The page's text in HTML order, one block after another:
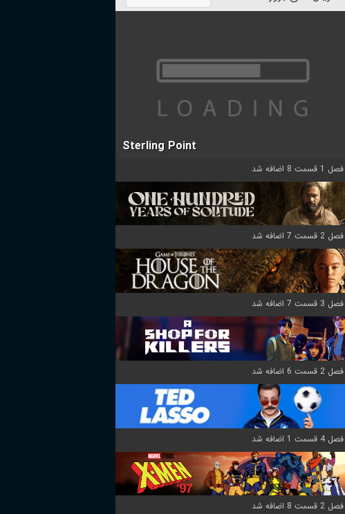
Sterling Point
فصل 1 قسمت 8 اضافه شد
فصل 2 قسمت 7 اضافه شد
فصل 3 قسمت 7 اضافه شد
فصل 2 قسمت 6 اضافه شد
فصل 4 قسمت 1 اضافه شد
فصل 2 قسمت 8 اضافه شد